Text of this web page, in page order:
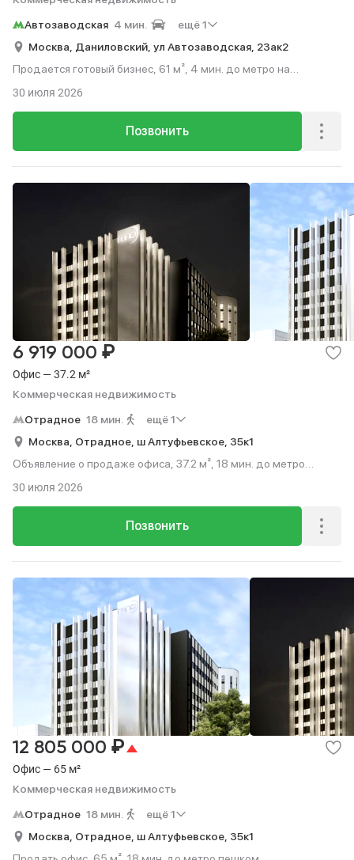
Автозаводская 4 мин.
ещё 1
Москва, Даниловский, ул Автозаводская, 23ак2
Продается готовый бизнес, 61 м², 4 мин. до метро на
Позвонить
30 июля 2026
Офис — 37.2 м²
Коммерческая недвижимость
6 919 000 ₽
Отрадное 18 мин.
ещё 1
Москва, Отрадное, ш Алтуфьевское, 35к1
Объявление о продаже офиса, 37.2 м², 18 мин. до метро
Позвонить
30 июля 2026
Офис — 65 м²
Коммерческая недвижимость
12 805 000 ₽
Отрадное 18 мин.
ещё 1
Москва, Отрадное, ш Алтуфьевское, 35к1